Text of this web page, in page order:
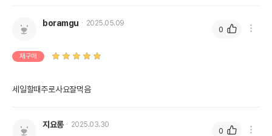
boramgu 2025.05.09
재구매
세일할때주로사요잘먹음
0
지요롱 2025.03.30
0